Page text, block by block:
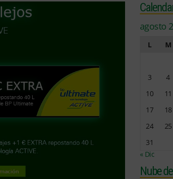
agosto
L M
3
4
10
11
17
18
24
25
31
« Dic
Nube